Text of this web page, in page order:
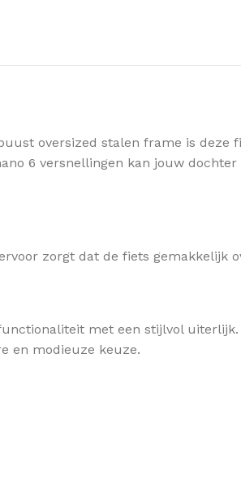
oversized stalen frame is deze
6 versnellingen kan jouw dochter
zorgt dat de fiets gemakkelijk
met een stijlvol
en modieuze keuze.